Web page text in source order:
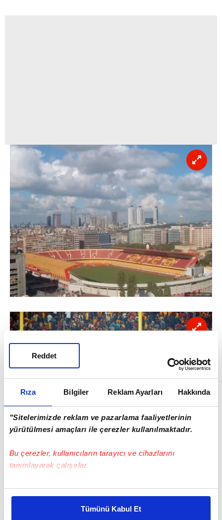
Rıza Bilgiler Reklam Ayarları Hakkında
"Sitelerimizde reklam ve pazarlama faaliyetlerinin
yürütülmesi amaçları ile çerezler kullanılmaktadır.
Bu çerezler, kullanıcıların tarayıcı ve cihazlarını
tanımlayarak çalışırlar.
Bu çerezlere izin vermeniz halinde sizlere özel
daha iyi reklam deneyimi yaşatabiliriz. Bunu yaparken
Tümünü Kabul Et
Reddet